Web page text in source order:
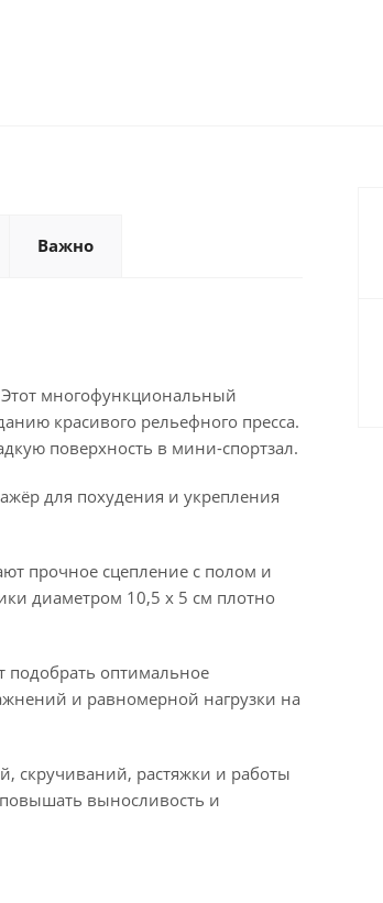
Важно
многофункциональный
красивого рельефного пресса.
поверхность в мини-спортзал.
для похудения и укрепления
прочное сцепление с полом и
диаметром 10,5 х 5 см плотно
подобрать оптимальное
и равномерной нагрузки на
скручиваний, растяжки и работы
выносливость и